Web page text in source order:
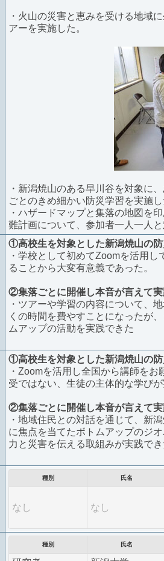
・火山の災害と恵みを受ける地域
アーを実施した。
・新潟焼山のある早川谷を対象に
ごとのきめ細かい防災学習を実施し
・ハザードマップと集落の地図を
難計画について、参加者一人一人
①高校生を対象とした新潟焼山の
・学校として初めてZoomを活用
ることから大変有意義であった。
②集落ごとに開催し本音が言えて
・ツアーや学習の内容について、
くの時間を費やすことになったが
ムアップの活動を実践できた
①高校生を対象とした新潟焼山の
・Zoomを活用し全国から講師を
受ではない、生徒の主体的な学びが
②集落ごとに開催し本音が言えて
・地域住民との対話を通じて、新
に焦点を当てたボトムアップのジ
力と災害を伝える取組みが実践でき
種別 氏名
なし なし
種別 氏名